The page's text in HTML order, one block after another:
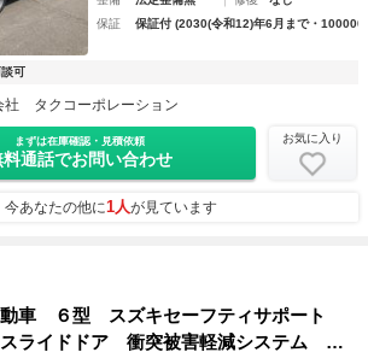
保証
保証付 (2030(令和12)年6月まで・
可
社 タクコーポレーション
まずは在庫確認・見積依頼
料通話でお問い合わせ
お気に入り
今あなたの他に1人が見ています
車 ６型 スズキセーフティサポート
ライドドア 衝突被害軽減システム 横